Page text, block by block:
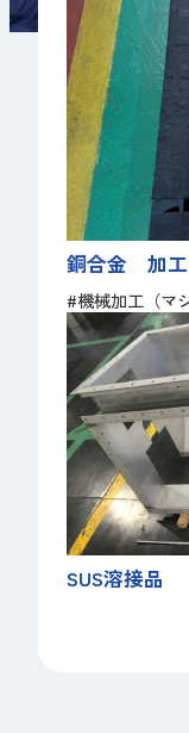
銅合金 加工
#機械加工（マ
SUS溶接品